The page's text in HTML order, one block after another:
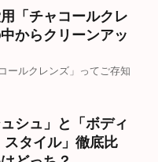
「チャコールクレ
からクリーンアッ
ールクレンズ」ってご存知
ュシュ」と「ボディ
スタイル」徹底比